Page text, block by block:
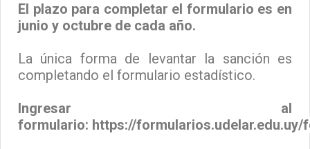
El plazo para completar el formulario es en
junio y octubre de cada año.
La única forma de levantar la sanción es
completando el formulario estadístico.
Ingresar al
formulario: https://formularios.udelar.edu.uy/